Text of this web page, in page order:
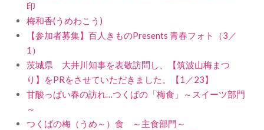
印
梅和香(うめわこう)
【参加者募集】百人きものPresents 青春フォト（3／
1）
茨城県 大井川知事を表敬訪問し、【筑波山梅まつ
り】をPRをさせていただきました。【1／23】
甘酸っぱい春の訪れ…つくばの「梅食」～スイーツ部門
～
つくばの梅（うめ～）食 ～主食部門～